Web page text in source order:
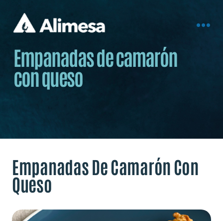
Empanadas de camarón
con queso
Empanadas De Camarón Con
Queso